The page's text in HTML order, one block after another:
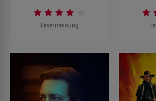
Lesermeinung